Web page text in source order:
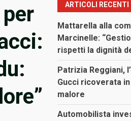
ARTICOLI RECENTI
Mattarella alla
Marcinelle:
rispetti la dignità
Patrizia Reggiani,
Gucci ricoverata
malore
Automobilista